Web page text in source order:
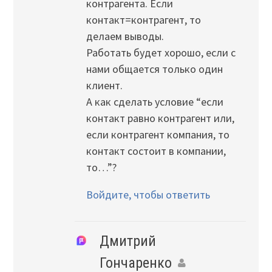
контрагента. Если
контакт=контрагент, то
делаем выводы.
Работать будет хорошо, если с
нами общается только один
клиент.
А как сделать условие “если
контакт равно контрагент или,
если контрагент компания, то
контакт состоит в компании,
то…”?
Войдите, чтобы ответить
Дмитрий
Гончаренко